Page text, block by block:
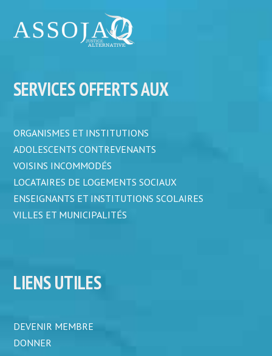
SERVICES OFFERTS AUX
ORGANISMES ET INSTITUTIONS
ADOLESCENTS CONTREVENANTS
VOISINS INCOMMODÉS
LOCATAIRES DE LOGEMENTS SOCIAUX
ENSEIGNANTS ET INSTITUTIONS SCOLAIRES
VILLES ET MUNICIPALITÉS
LIENS UTILES
DEVENIR MEMBRE
DONNER